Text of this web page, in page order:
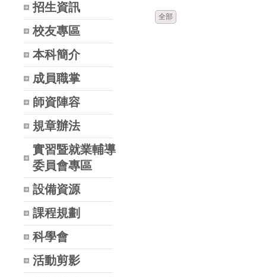
招生資訊
校友專區
本科簡介
成員職掌
師資陣容
規章辦法
實習暨就業輔導
委員會專區
設備資源
課程規劃
科學會
活動剪影
全部